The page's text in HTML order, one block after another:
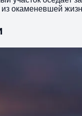
из окаменевшей